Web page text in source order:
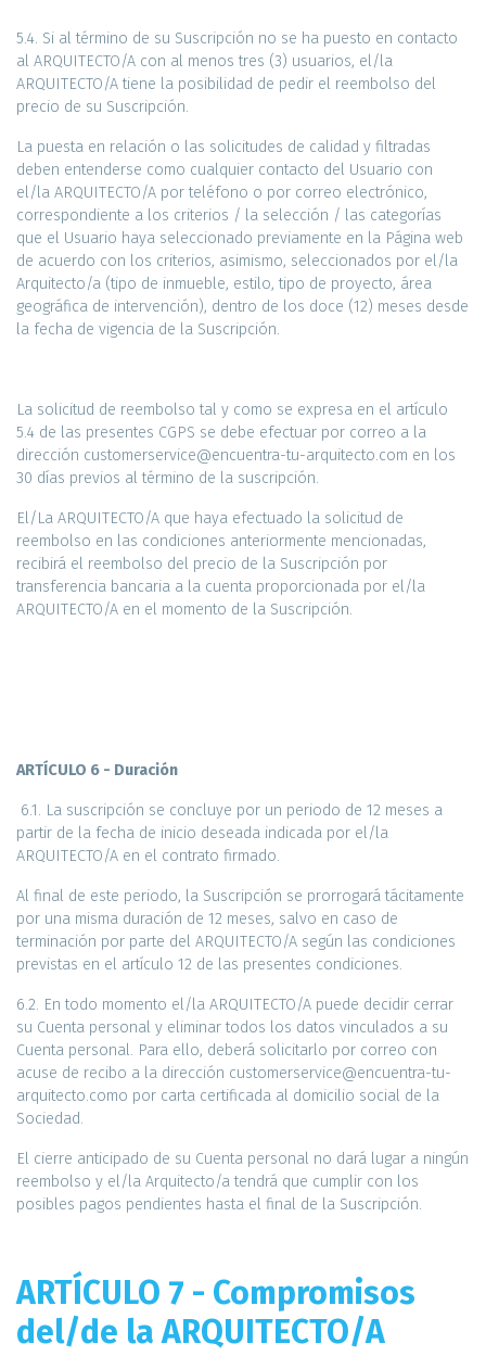
5.4. Si al término de su Suscripción no se ha puesto en contacto
al ARQUITECTO/A con al menos tres (3) usuarios, el/la
ARQUITECTO/A tiene la posibilidad de pedir el reembolso del
precio de su Suscripción.
La puesta en relación o las solicitudes de calidad y filtradas
deben entenderse como cualquier contacto del Usuario con
el/la ARQUITECTO/A por teléfono o por correo electrónico,
correspondiente a los criterios / la selección / las categorías
que el Usuario haya seleccionado previamente en la Página web
de acuerdo con los criterios, asimismo, seleccionados por el/la
Arquitecto/a (tipo de inmueble, estilo, tipo de proyecto, área
geográfica de intervención), dentro de los doce (12) meses desde
la fecha de vigencia de la Suscripción.
La solicitud de reembolso tal y como se expresa en el artículo
5.4 de las presentes CGPS se debe efectuar por correo a la
dirección customerservice@encuentra-tu-arquitecto.com en los
30 días previos al término de la suscripción.
El/La ARQUITECTO/A que haya efectuado la solicitud de
reembolso en las condiciones anteriormente mencionadas,
recibirá el reembolso del precio de la Suscripción por
transferencia bancaria a la cuenta proporcionada por el/la
ARQUITECTO/A en el momento de la Suscripción.
ARTÍCULO 6 - Duración
6.1. La suscripción se concluye por un periodo de 12 meses a
partir de la fecha de inicio deseada indicada por el/la
ARQUITECTO/A en el contrato firmado.
Al final de este periodo, la Suscripción se prorrogará tácitamente
por una misma duración de 12 meses, salvo en caso de
terminación por parte del ARQUITECTO/A según las condiciones
previstas en el artículo 12 de las presentes condiciones.
6.2. En todo momento el/la ARQUITECTO/A puede decidir cerrar
su Cuenta personal y eliminar todos los datos vinculados a su
Cuenta personal. Para ello, deberá solicitarlo por correo con
acuse de recibo a la dirección customerservice@encuentra-tu-
arquitecto.como por carta certificada al domicilio social de la
Sociedad.
El cierre anticipado de su Cuenta personal no dará lugar a ningún
reembolso y el/la Arquitecto/a tendrá que cumplir con los
posibles pagos pendientes hasta el final de la Suscripción.
ARTÍCULO 7 - Compromisos
del/de la ARQUITECTO/A